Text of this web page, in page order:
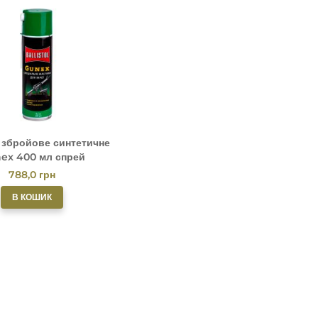
синтетичне
400 мл спрей
788,0 грн
В КОШИК